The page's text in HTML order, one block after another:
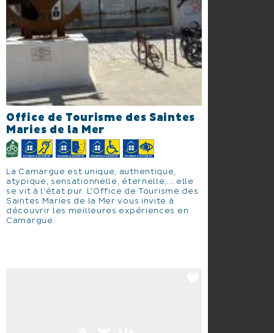
Office de Tourisme des Saintes
Maries de la Mer
La Camargue est unique, authentique,
atypique, sensationnelle, éternelle,... elle
se vit à l’état pur. L'Office de Tourisme des
Saintes Maries de la Mer vous invite à
découvrir les meilleures expériences en
Camargue.